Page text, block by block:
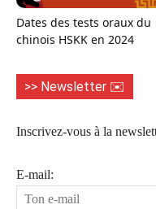
Dates des tests oraux du
chinois HSKK en 2024
>> Newsletter ✉️
Inscrivez-vous à la
E-mail: